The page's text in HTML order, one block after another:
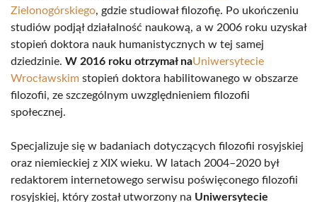
Zielonogórskiego, gdzie studiował filozofię. Po ukończeniu
studiów podjął działalność naukową, a w 2006 roku uzyskał
stopień doktora nauk humanistycznych w tej samej
dziedzinie. W 2016 roku otrzymał naUniwersytecie
Wrocławskim stopień doktora habilitowanego w obszarze
filozofii, ze szczególnym uwzględnieniem filozofii
społecznej.
Specjalizuje się w badaniach dotyczących filozofii rosyjskiej
oraz niemieckiej z XIX wieku. W latach 2004–2020 był
redaktorem internetowego serwisu poświęconego filozofii
rosyjskiej, który został utworzony na Uniwersytecie